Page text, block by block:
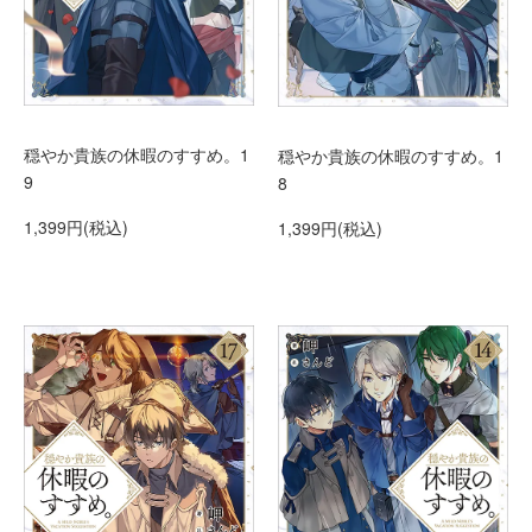
穏やか貴族の休暇のすすめ。1
9
1,399円(税込)
穏やか貴族の休暇のすすめ。1
8
1,399円(税込)